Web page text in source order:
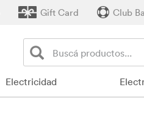
Club
Gift Card
Electricidad